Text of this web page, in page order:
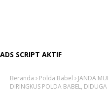
ADS SCRIPT AKTIF
Beranda Polda Babel
JANDA
DIRINGKUS POLDA BABEL,